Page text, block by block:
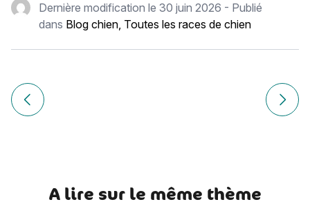
Dernière modification le30 juin 2026 - Publié
dans Blog chien, Toutes les races de chien
Navigation
de
Article précédent Bichon à Poil Frisé : histoire, caractère,
Article
A lire sur le même thème